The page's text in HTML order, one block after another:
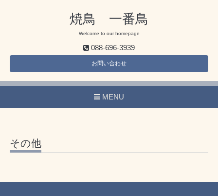
焼鳥 一番鳥
Welcome to our homepage
088-696-3939
お問い合わせ
MENU
その他